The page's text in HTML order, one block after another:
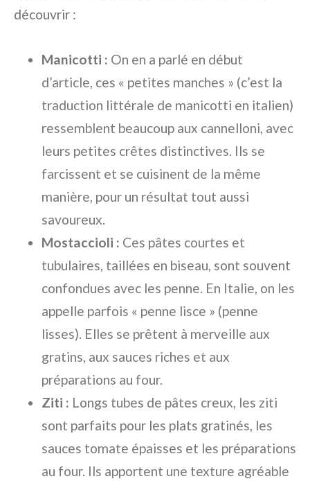
découvrir :
Manicotti : On en a parlé en début
d’article, ces « petites manches » (c’est la
traduction littérale de manicotti en italien)
ressemblent beaucoup aux cannelloni, avec
leurs petites crêtes distinctives. Ils se
farcissent et se cuisinent de la même
manière, pour un résultat tout aussi
savoureux.
Mostaccioli : Ces pâtes courtes et
tubulaires, taillées en biseau, sont souvent
confondues avec les penne. En Italie, on les
appelle parfois « penne lisce » (penne
lisses). Elles se prêtent à merveille aux
gratins, aux sauces riches et aux
préparations au four.
Ziti : Longs tubes de pâtes creux, les ziti
sont parfaits pour les plats gratinés, les
sauces tomate épaisses et les préparations
au four. Ils apportent une texture agréable